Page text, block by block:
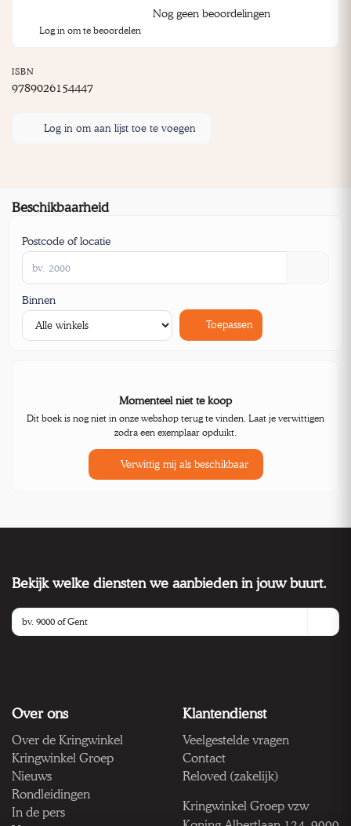
Nog geen beoordelingen
Log in om te beoordelen
ISBN
9789026154447
Log in om aan lijst toe te voegen
Beschikbaarheid
Postcode of locatie
Binnen
Toepassen
Momenteel niet te koop
Dit boek is nog niet in onze webshop terug te vinden. Laat je verwittigen
zodra een exemplaar opduikt.
Verwittig mij als beschikbaar
Bekijk welke diensten we aanbieden in jouw buurt.
Over ons
Over de Kringwinkel
Kringwinkel Groep
Nieuws
Rondleidingen
In de pers
Klantendienst
Veelgestelde vragen
Contact
Reloved (zakelijk)
Kringwinkel Groep vzw